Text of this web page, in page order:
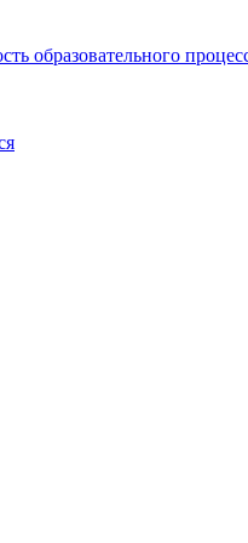
образовательного